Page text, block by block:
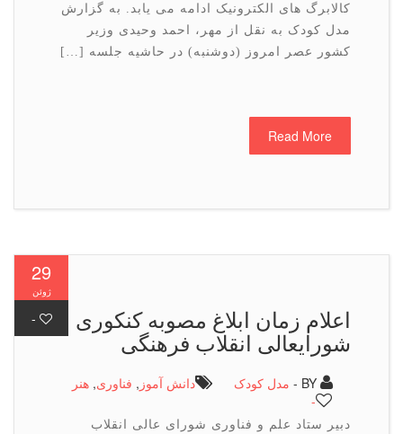
کالابرگ های الکترونیک ادامه می یابد. به گزارش
مدل کودک به نقل از مهر، احمد وحیدی وزیر
کشور عصر امروز (دوشنبه) در حاشیه جلسه […]
Read More
اعلام زمان ابلاغ مصوبه کنکوری
شورایعالی انقلاب فرهنگی
مدل کودک دانش آموز,فناوری , هنر
دبیر ستاد علم و فناوری شورای عالی انقلاب